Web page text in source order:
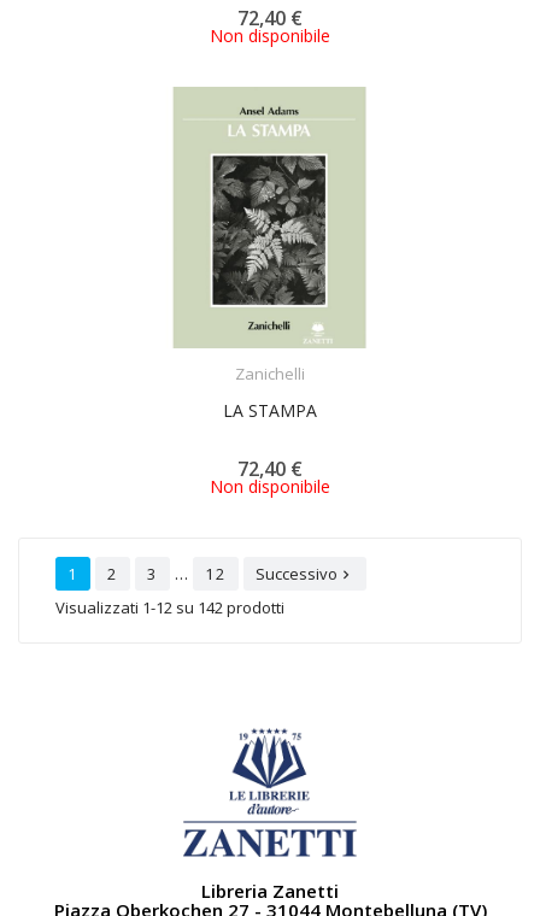
72,40 €
Non disponibile
Zanichelli
LA STAMPA
72,40 €
Non disponibile
1 2 3 … 12 Successivo 
Visualizzati 1-12 su 142 prodotti
Libreria Zanetti
Piazza Oberkochen 27 - 31044 Montebelluna (TV)